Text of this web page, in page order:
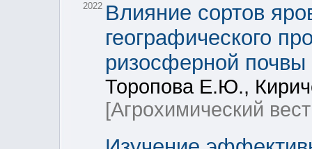
2022 Влияние сортов
географического
ризосферной почвы
Торопова Е.Ю.,
[Агрохимический